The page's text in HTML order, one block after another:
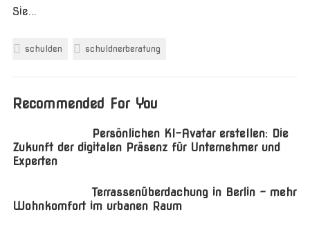
Sie...
schulden schuldnerberatung
Recommended For You
Persönlichen KI-Avatar erstellen: Die
Zukunft der digitalen Präsenz für Unternehmer und
Experten
Terrassenüberdachung in Berlin – mehr
Wohnkomfort im urbanen Raum